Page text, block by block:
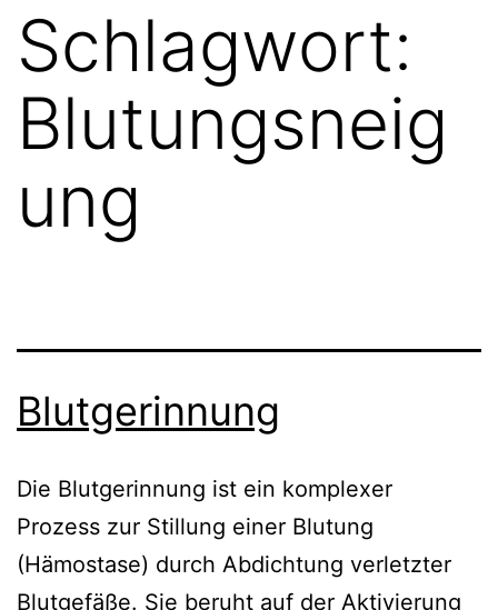
Schlagwort:
Blutungsneig
ung
Blutgerinnung
Die Blutgerinnung ist ein komplexer
Prozess zur Stillung einer Blutung
(Hämostase) durch Abdichtung verletzter
Blutgefäße. Sie beruht auf der Aktivierung